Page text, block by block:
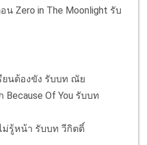
อน Zero in The Moonlight รับ
ยนต้องขัง รับบท ณัย
Because Of You รับบท
ม่รู้หน้า รับบท วีกิตติ์